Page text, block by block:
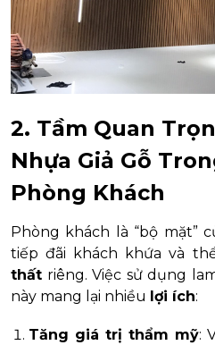
2. Tầm Quan
Nhựa Giả Gỗ
Phòng Khách
Phòng khách là “bộ mặt”
tiếp đãi khách khứa và
thất riêng. Việc sử dụng
này mang lại nhiều lợi ích:
Tăng giá trị thẩm mỹ: